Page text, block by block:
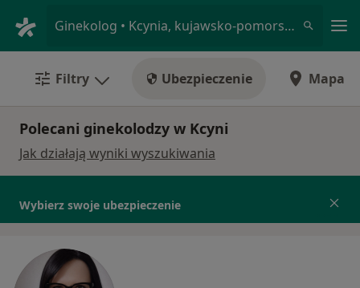
Ginekolog • Kcynia, kujawsko-pomorskie
Filtry Ubezpieczenie Mapa
Polecani ginekolodzy w Kcyni
Jak działają wyniki wyszukiwania
Wybierz swoje ubezpieczenie